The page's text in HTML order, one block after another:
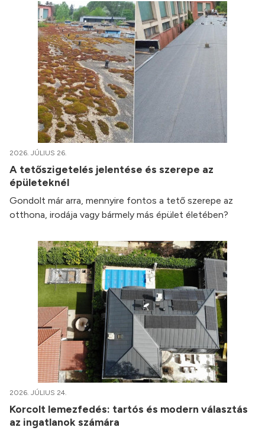
2026. JÚLIUS 26.
A tetőszigetelés jelentése és szerepe az
épületeknél
Gondolt már arra, mennyire fontos a tető szerepe az
otthona, irodája vagy bármely más épület életében?
2026. JÚLIUS 24.
Korcolt lemezfedés: tartós és modern választás
az ingatlanok számára